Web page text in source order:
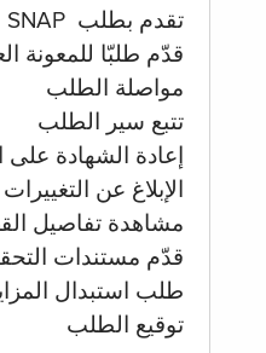
تقدم بطلب SNAP
قدّم طلبّا للمعونة
مواصلة الطلب
تتبع سير الطلب
إعادة الشهادة على
الإبلاغ عن التغييرات
مشاهدة تفاصيل
قدّم مستندات
طلب استبدال
توقيع الطلب